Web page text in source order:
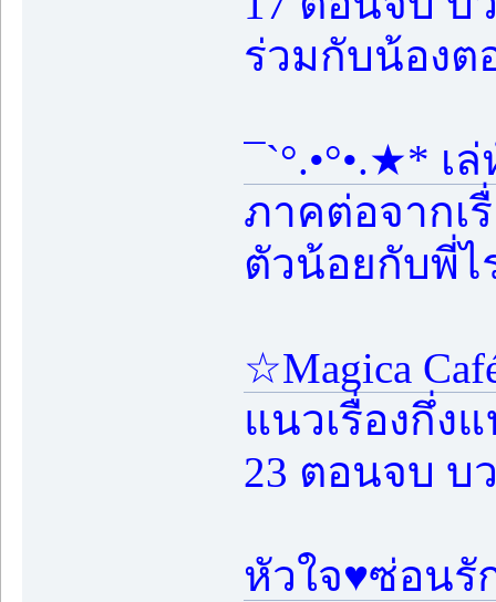
ร่วมกับน้องต
¯`°.•°•.★* เ
ภาคต่อจากเ
ตัวน้อยกับพี่ไ
☆Magica
แนวเรื่องกึ่ง
23 ตอนจบ บ
หัวใจ♥ซ่อนรั